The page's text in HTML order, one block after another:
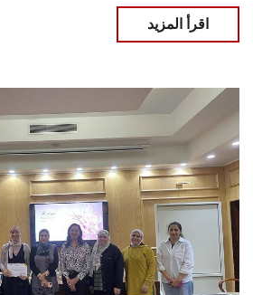
اقرأ المزيد